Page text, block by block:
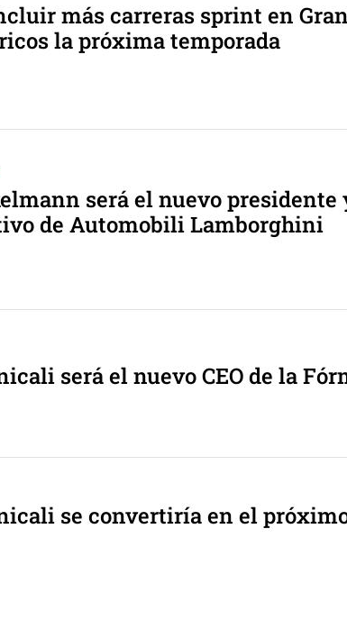
más carreras sprint en
la próxima temporada
será el nuevo presidente
de Automobili Lamborghini
será el nuevo CEO de la
se convertiría en el